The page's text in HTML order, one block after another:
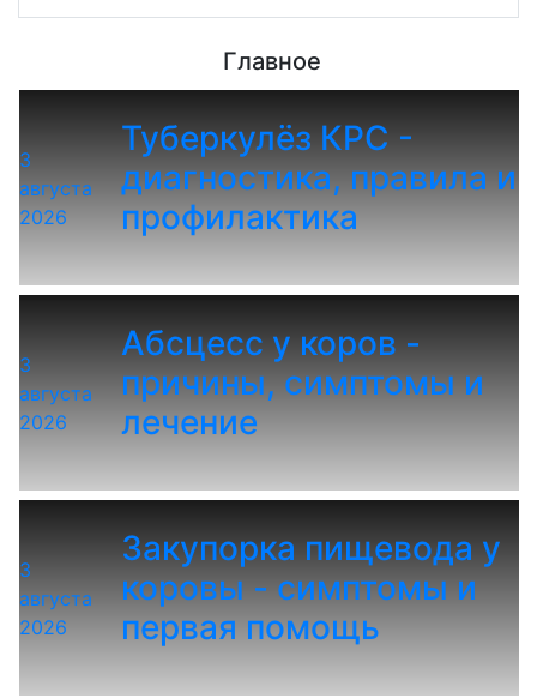
Главное
3
августа
2026
Туберкулёз КРС -
диагностика, правила и
профилактика
3
августа
2026
Абсцесс у коров -
причины, симптомы и
лечение
3
августа
2026
Закупорка пищевода у
коровы - симптомы и
первая помощь